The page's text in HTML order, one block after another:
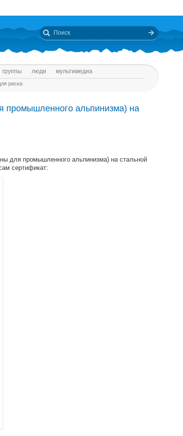
группы люди мультимедиа
риска
промышленного альпинизма) на
для промышленного альпинизма) на стальной
сертификат: